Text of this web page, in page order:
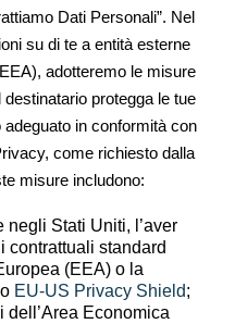
Dati Personali”. Nel
su di te a entità esterne
adotteremo le misure
protegga le tue
in conformità con
come richiesto dalla
misure includono:
negli Stati Uniti, l’aver
contrattuali standard
(EEA) o la
EU-US Privacy Shield;
dell’Area Economica